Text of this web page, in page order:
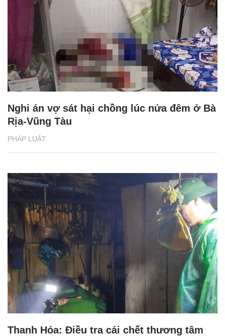
PHÁP LUẬT
Nghi án vợ sát hại chồng lúc nửa đêm ở Bà
Rịa-Vũng Tàu
Thanh Hóa: Điều tra cái chết thương tâm